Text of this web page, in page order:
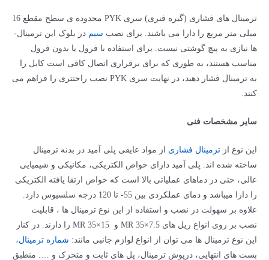
ترمینال های فشاری (گیره فنری) سری PYK محدوده ­ی سطح مقطع 16
میلی متر مربع را دارا می­ باشند. برای نصب سیمدر بلوک این ترمینال­
ها نیازی به پیچ گوشتی نیست. برای استفاده با فرول یا بدون فرول
مناسب هستند، به طوری که برای برقراری اتصال کافی است کابل را
به ترمینال فشار دهید، در نهایت سری PYK نصب راحت­تری را فراهم می
کنند.
سایر مشخصات فنی
این نوع از ترمینال­ فشاری از مواد عایقی پلی ­آمید در بدنه ترمینال
ساخته شده ­اند. پلی­ آمید دارای خواص الکتریکی، مکانیکی و شیمیایی
عالی، حتی در دماهای عملیاتی بالا است که خواص ارتقا­ یافته الکتریکی
را دارا می­باشد و دمای عملکردی بین 55- تا 120 درجه سلسیوس دارد.
علاوه بر سهولت در نصب و استفاده از این نوع ترمینال ­ها ، قابلیت
نصب بر روی انواع ریل ­های MR 35×7.5 و MR 35×15 را دارند. در کنار
این نوع ترمینال­ ها می توان از انواع لوازم­ جانبی مانند: شماره ترمینال،
بست­ های انتهایی، درپوش ترمینال، پل­ های ثابت و متحرک و …. منطبق